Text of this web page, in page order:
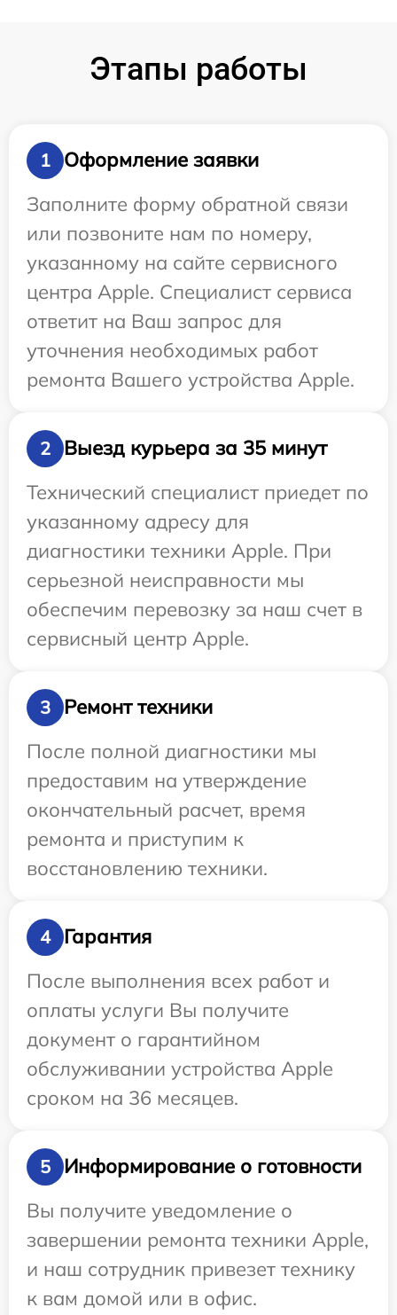
Этапы работы
1
Оформление заявки
Заполните форму обратной связи
или позвоните нам по номеру,
указанному на сайте сервисного
центра Apple. Специалист сервиса
ответит на Ваш запрос для
уточнения необходимых работ
ремонта Вашего устройства Apple.
2
Выезд курьера за 35 минут
Технический специалист приедет по
указанному адресу для
диагностики техники Apple. При
серьезной неисправности мы
обеспечим перевозку за наш счет в
сервисный центр Apple.
3
Ремонт техники
После полной диагностики мы
предоставим на утверждение
окончательный расчет, время
ремонта и приступим к
восстановлению техники.
4
Гарантия
После выполнения всех работ и
оплаты услуги Вы получите
документ о гарантийном
обслуживании устройства Apple
сроком на 36 месяцев.
5
Информирование о готовности
Вы получите уведомление о
завершении ремонта техники Apple,
и наш сотрудник привезет технику
к вам домой или в офис.